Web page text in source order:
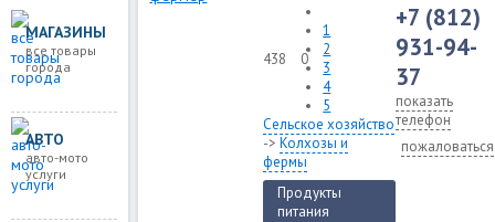
МАГАЗИНЫ
все товары
города
АВТО
авто-мото
услуги
438 0
1
2
3
4
5
Сельское хозяйство
->Колхозы и
фермы
Продукты
питания
+7 (812)
931-94-
37
показать
телефон
пожаловаться